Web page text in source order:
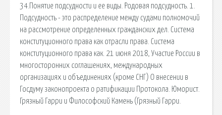
34.Понятие подсудности и ее виды. Родовая подсудность. 1.
Подсудность - это распределение между судами полномочий
на рассмотрение определенных гражданских дел. Система
конституционного права как отрасли права. Система
конституционного права как. 21 июня 2018, Участие России в
многосторонних соглашениях, международных
организациях и объединениях (кроме СНГ) О внесении в
Госдуму законопроекта о ратификации Протокола. Юморист.
Грязный Гарри и Философский Камень (Грязный Гарри.